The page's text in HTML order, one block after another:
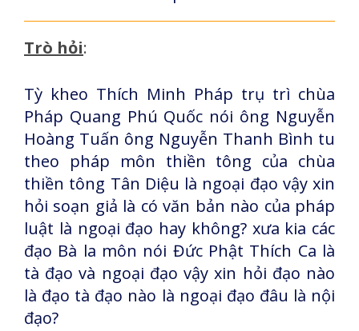
Trò hỏi:
Tỳ kheo Thích Minh Pháp trụ trì chùa
Pháp Quang Phú Quốc nói ông Nguyễn
Hoàng Tuấn ông Nguyễn Thanh Bình tu
theo pháp môn thiền tông của chùa
thiền tông Tân Diệu là ngoại đạo vậy xin
hỏi soạn giả là có văn bản nào của pháp
luật là ngoại đạo hay không? xưa kia các
đạo Bà la môn nói Đức Phật Thích Ca là
tà đạo và ngoại đạo vậy xin hỏi đạo nào
là đạo tà đạo nào là ngoại đạo đâu là nội
đạo?